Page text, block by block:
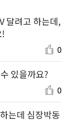
달려고 하는데,
0
있을까요?
0
는데 심장박동